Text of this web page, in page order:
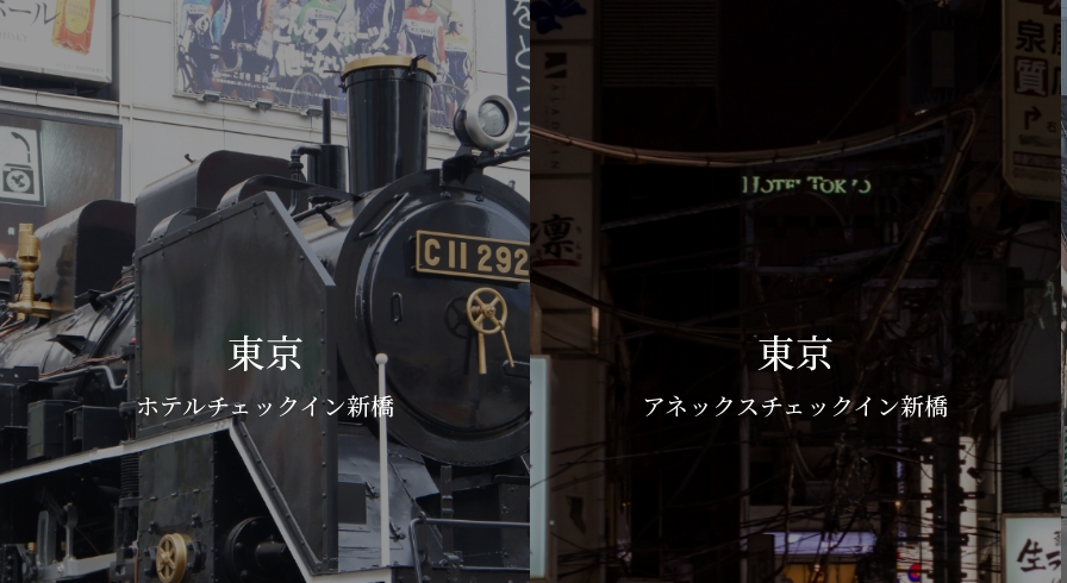
東京
ホテルチェックイン新橋
東京
アネックスチェックイン新橋